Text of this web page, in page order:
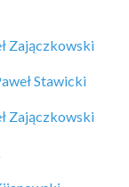
Zajączkowski
Stawicki
Zajączkowski